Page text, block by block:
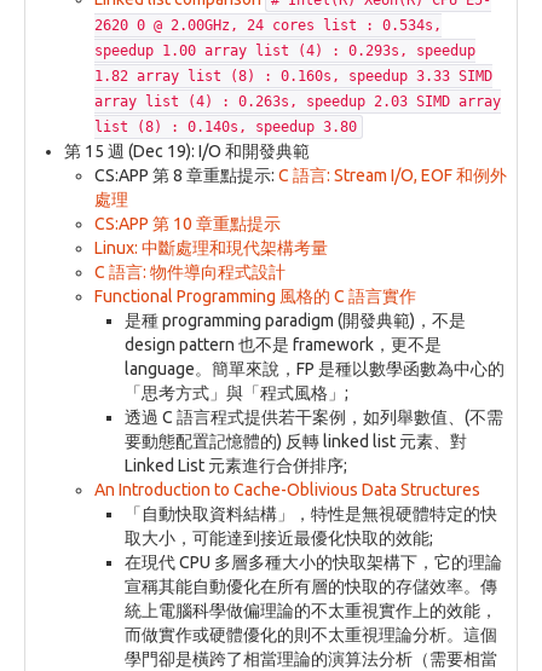
2620 0 @ 2.00GHz, 24 cores list : 0.534s,
speedup 1.00 array list (4) : 0.293s, speedup
1.82 array list (8) : 0.160s, speedup 3.33 SIMD
array list (4) : 0.263s, speedup 2.03 SIMD array
list (8) : 0.140s, speedup 3.80
第 15 週 (Dec 19): I/O 和開發典範
CS:APP 第 8 章重點提示: C 語言: Stream I/O, EOF 和例外
處理
CS:APP 第 10 章重點提示
Linux: 中斷處理和現代架構考量
C 語言: 物件導向程式設計
Functional Programming 風格的 C 語言實作
是種 programming paradigm (開發典範)，不是
design pattern 也不是 framework，更不是
language。簡單來說，FP 是種以數學函數為中心的
「思考方式」與「程式風格」;
透過 C 語言程式提供若干案例，如列舉數值、(不需
要動態配置記憶體的) 反轉 linked list 元素、對
Linked List 元素進行合併排序;
An Introduction to Cache-Oblivious Data Structures
「自動快取資料結構」，特性是無視硬體特定的快
取大小，可能達到接近最優化快取的效能;
在現代 CPU 多層多種大小的快取架構下，它的理論
宣稱其能自動優化在所有層的快取的存儲效率。傳
統上電腦科學做偏理論的不太重視實作上的效能，
而做實作或硬體優化的則不太重視理論分析。這個
學門卻是橫跨了相當理論的演算法分析（需要相當